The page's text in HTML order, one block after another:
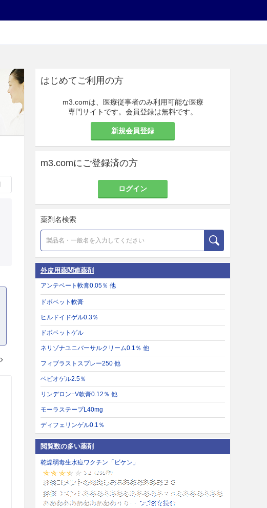
はじめてご利用の方
m3.comは、医療従事者のみ利用可能な医療
専門サイトです。会員登録は無料です。
新規会員登録
m3.comにご登録済の方
ログイン
薬剤名検索
外皮用薬関連薬剤
アンテベート軟膏0.05％ 他
ドボベット軟膏
ヒルドイドゲル0.3％
ドボベットゲル
ネリゾナユニバーサルクリーム0.1％ 他
フィブラストスプレー250 他
ベピオゲル2.5％
リンデロン−V軟膏0.12％ 他
モーラステープL40mg
ディフェリンゲル0.1％
閲覧数の多い薬剤
乾燥弱毒生水痘ワクチン「ビケン」